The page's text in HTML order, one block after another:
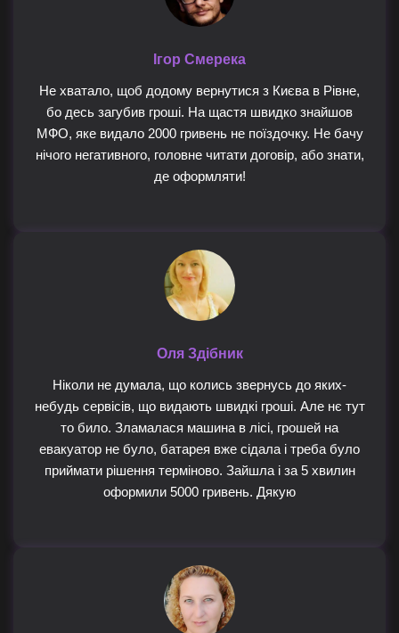
Ігор Смерека
Не хватало, щоб додому вернутися з Києва в Рівне,
бо десь загубив гроші. На щастя швидко знайшов
МФО, яке видало 2000 гривень не поїздочку. Не бачу
нічого негативного, головне читати договір, або знати,
де оформляти!
Оля Здібник
Ніколи не думала, що колись звернусь до яких-
небудь сервісів, що видають швидкі гроші. Але нє тут
то било. Зламалася машина в лісі, грошей на
евакуатор не було, батарея вже сідала і треба було
приймати рішення терміново. Зайшла і за 5 хвилин
оформили 5000 гривень. Дякую